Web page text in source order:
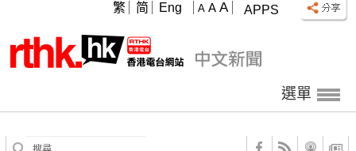
APPS
A A A
繁 简 Eng
選單
S